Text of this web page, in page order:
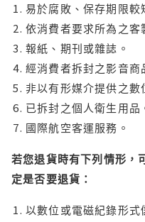
易於腐敗、保存期限
依消費者要求所為之
報紙、期刊或雜誌。
經消費者拆封之影音商
非以有形媒介提供之
已拆封之個人衛生用
國際航空客運服務。
若您退貨時有下列情形，
定是否要退貨：
以數位或電磁紀錄形